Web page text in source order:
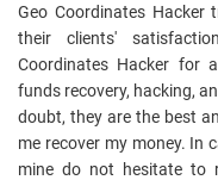
Geo Coordinates Hacker
their clients'
Coordinates Hacker for
funds recovery, hacking,
doubt, they are the best
me recover my money. In
mine do not hesitate to